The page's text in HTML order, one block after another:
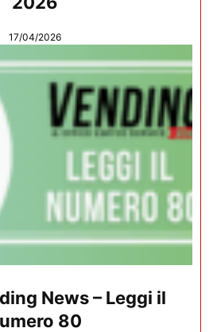
17/04/2026
News – Leggi il
80